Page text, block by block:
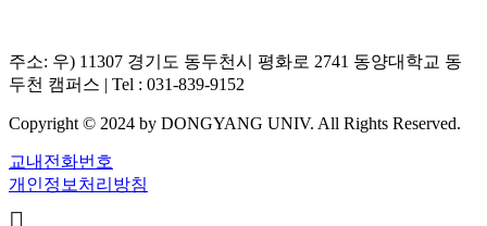
주소: 우) 11307 경기도 동두천시 평화로 2741 동양대학교 동
두천 캠퍼스 | Tel : 031-839-9152
Copyright © 2024 by DONGYANG UNIV. All Rights Reserved.
교내전화번호
개인정보처리방침